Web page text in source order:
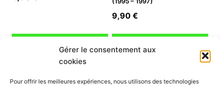
Gérer le consentement aux
cookies
Pour offrir les meilleures expériences, nous utilisons des technologies
9,90 €
INFORMATION